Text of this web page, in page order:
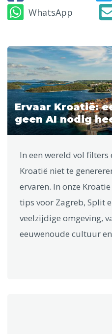
WhatsApp
Ervaar Kroatië:
geen AI nodig
In een wereld vol
Kroatië niet te
ervaren. In onze
tips voor Zagreb, Split
veelzijdige omgeving,
eeuwenoude cultuur